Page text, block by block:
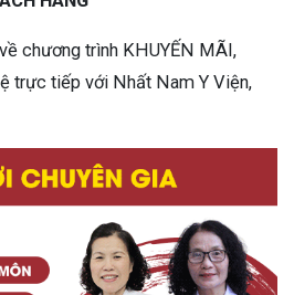
chương trình KHUYẾN MÃI,
trực tiếp với Nhất Nam Y Viện,